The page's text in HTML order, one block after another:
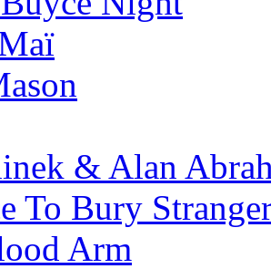
& Alan
To Bury
Arm